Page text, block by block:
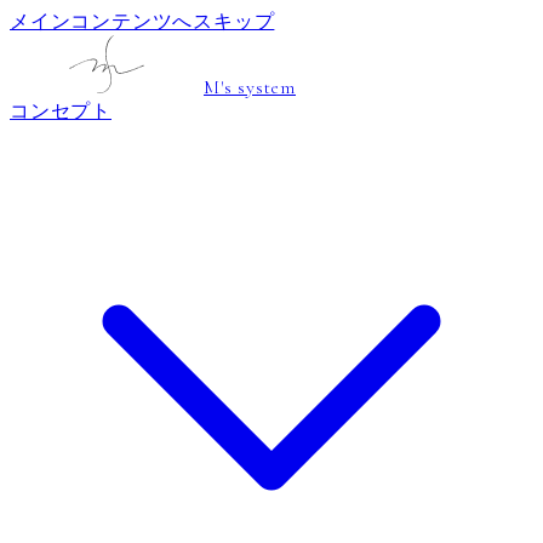
メインコンテンツへスキップ
M's system
コンセプト